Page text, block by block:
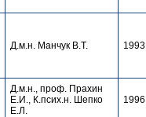
Д.м.н. Манчук В.Т. 1993
Д.м.н., проф. Прахин
Е.И., К.псих.н. Шепко
Е.Л.
1996